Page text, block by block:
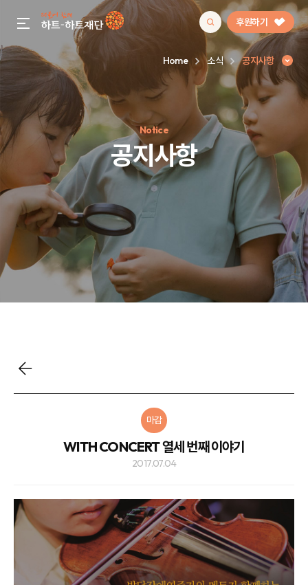
gnb menu open 후원하기
인기 키워드
#정기후원#하트플레이스#캠페인#팬덤후원
Home 소식 공지사항
Notice
공지사항
마감
WITH CONCERT 열세 번째 이야기
2017.07.04